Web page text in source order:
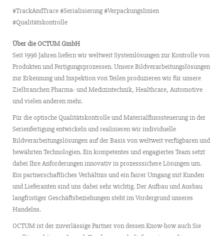
#TrackAndTrace #Serialisierung #Verpackungslinien
#Qualitätskontrolle
Über die OCTUM GmbH
Seit 1996 Jahren liefern wir weltweit Systemlösungen zur Kontrolle von
Produkten und Fertigungsprozessen. Unsere Bildverarbeitungslösungen
zur Erkennung und Inspektion von Teilen produzieren wir für unsere
Zielbranchen Pharma- und Medizintechnik, Healthcare, Automotive
und vielen anderen mehr.
Für die optische Qualitätskontrolle und Materialflusssteuerung in der
Serienfertigung entwickeln und realisieren wir individuelle
Bildverarbeitungslösungen auf der Basis von weltweit verfügbaren und
bewährten Technologien. Ein kompetentes und engagiertes Team setzt
dabei Ihre Anforderungen innovativ in prozesssichere Lösungen um.
Ein partnerschaftliches Verhältnis und ein fairer Umgang mit Kunden
und Lieferanten sind uns dabei sehr wichtig. Der Aufbau und Ausbau
langfristiger Geschäftsbeziehungen steht im Vordergrund unseres
Handelns.
OCTUM ist der zuverlässige Partner von dessen Know-how auch Sie